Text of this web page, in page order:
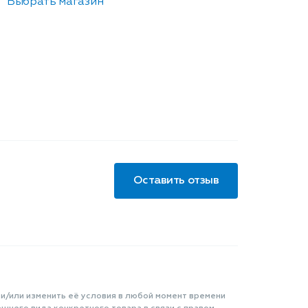
Оставить отзыв
или изменить её условия в любой момент времени